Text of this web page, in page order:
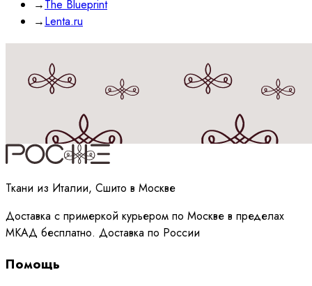
→The Blueprint
→Lenta.ru
Принимаюполитикуобработки данных
Ткани из Италии, Сшито в Москве
Доставка с примеркой курьером по Москве в пределах
МКАД бесплатно. Доставка по России
Помощь